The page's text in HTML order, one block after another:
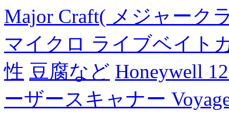
Major Craft( メジャーク
マイクロ ライブベイト
性 豆腐など Honeywell
ーザースキャナー